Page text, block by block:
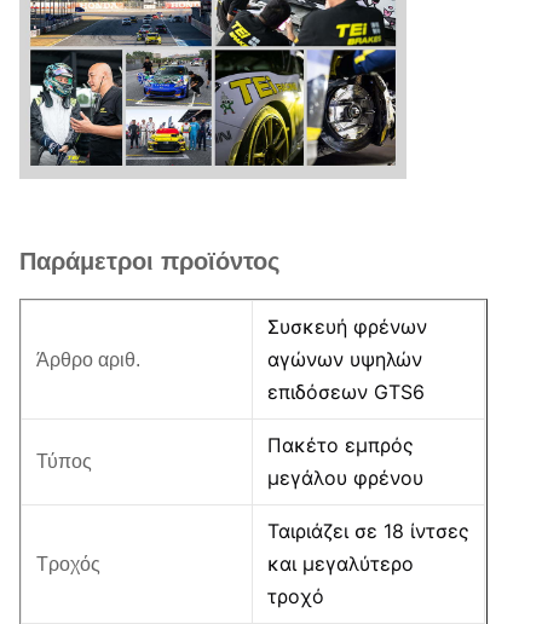
Παράμετροι προϊόντος
Άρθρο αριθ.
Συσκευή φρένων
αγώνων υψηλών
επιδόσεων GTS6
Τύπος
Πακέτο εμπρός
μεγάλου φρένου
Τροχός
Ταιριάζει σε 18 ίντσες
και μεγαλύτερο
τροχό